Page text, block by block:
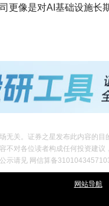
更像是对AI基础设施长
无关。证券之星发布此内容的
不对各位读者构成任何投资建
示请见 网信算备
网站导航